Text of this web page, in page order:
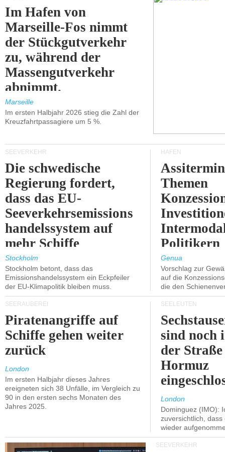
Im Hafen von
Marseille-Fos nimmt
der Stückgutverkehr
zu, während der
Massengutverkehr
abnimmt.
Marseille
Im ersten Halbjahr 2026 stieg die Zahl der
Kreuzfahrtpassagiere um 5 %.
SEEVERKEHR
Die schwedische
Regierung fordert,
dass das EU-
Seeverkehrsemissions
handelssystem auf
mehr Schiffe
ausgeweitet wird.
Stockholm
Stockholm betont, dass das
Emissionshandelssystem ein Eckpfeiler
der EU-Klimapolitik bleiben muss.
HÄFEN
Themen
Politikern
Genua
Vorschlag zur
auf die
die den
SEERÄUBEREI
Piratenangriffe auf
Schiffe gehen weiter
zurück
London
Im ersten Halbjahr dieses Jahres
ereigneten sich 38 Unfälle, im Vergleich zu
90 in den ersten sechs Monaten des
Jahres 2025.
SEELEUTEN
sind noch
der
Hormuz
London
Dominguez (IMO):
zuversichtlich,
wieder
SEEVERKEHR